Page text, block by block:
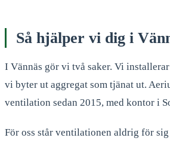
Så hjälper vi dig i
I Vännäs gör vi två saker. Vi
vi byter ut aggregat som tjänat ut.
ventilation sedan 2015, med kontor i
För oss står ventilationen aldrig för